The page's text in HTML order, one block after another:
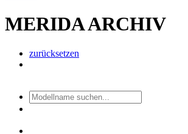
MERIDA ARCHIV
zurücksetzen